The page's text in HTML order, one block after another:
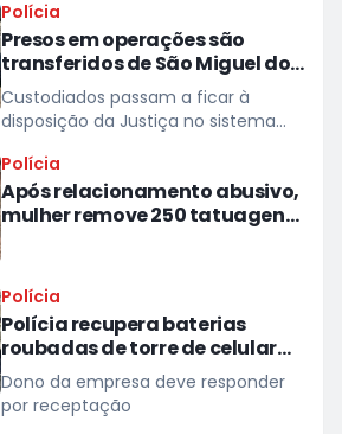
Polícia
Presos em operações são
transferidos de São Miguel dos
Campos para presídios
Custodiados passam a ficar à
disposição da Justiça no sistema
Polícia
Após relacionamento abusivo,
mulher remove 250 tatuagens
Polícia
Polícia recupera baterias
roubadas de torre de celular
em provedor de internet em
Teotônio Vilela
Dono da empresa deve responder
por receptação